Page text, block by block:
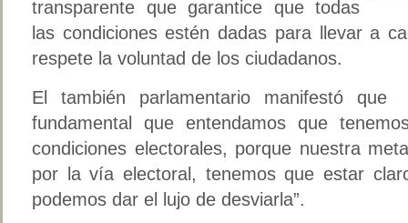
transparente que garantice que todas
las condiciones estén dadas para llevar a
respete la voluntad de los ciudadanos.
El también parlamentario manifestó
fundamental que entendamos que
condiciones electorales, porque nuestra
por la vía electoral, tenemos que estar
podemos dar el lujo de desviarla”.